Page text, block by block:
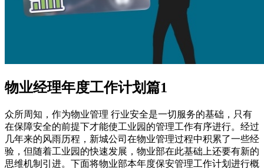
物业经理年度工作计划篇1
众所周知，作为物业管理 行业安全是一切服务的基础，只有
在保障安全的前提下才能使工业园的管理工作有序进行。经过
几年来的风雨历程，新城公司在物业管理过程中积累了一些经
验，但随着工业园的快速发展，物业部在此基础上还要有新的
思维机制引进。下面将物业部本年度保安管理工作计划进行概